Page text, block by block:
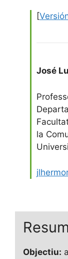
[
José
la
Resum
Objectiu: